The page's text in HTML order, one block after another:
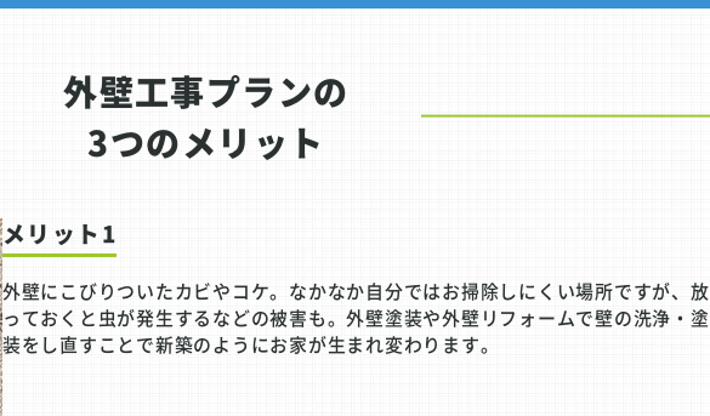
外壁工事プランの
3つのメリット
メリット1
外壁にこびりついたカビやコケ。なかなか自分ではお掃除しにくい場所ですが、放
っておくと虫が発生するなどの被害も。外壁塗装や外壁リフォームで壁の洗浄・塗
装をし直すことで新築のようにお家が生まれ変わります。